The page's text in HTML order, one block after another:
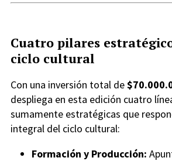
Cuatro pilares
ciclo cultural
Con una inversión total de
despliega en esta edición cuatro
sumamente estratégicas que
integral del ciclo cultural:
Formación y Producción: